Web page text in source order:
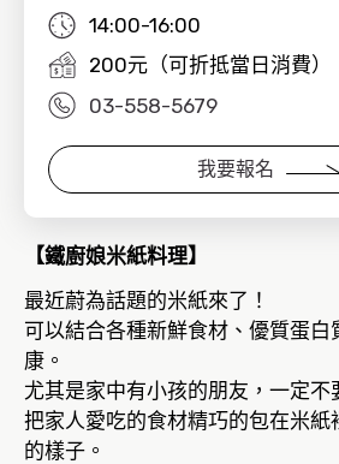
14:00-16:00
200元（可折抵當日消費）
03-558-5679
我要報名
【鐵廚娘米紙料理】
最近蔚為話題的米紙來了！
可以結合各種新鮮食材、優質蛋白
康。
尤其是家中有小孩的朋友，一定不
把家人愛吃的食材精巧的包在米紙
的樣子。